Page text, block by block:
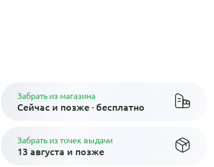
Забрать из магазина
Сейчас и позже · бесплатно
Забрать из точек выдачи
13 августа и позже